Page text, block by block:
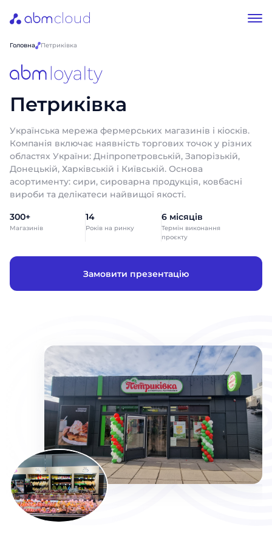
Головна Петриківка
Петриківка
Українська мережа фермерських магазинів і кіосків.
Компанія включає наявність торгових точок у різних
областях України: Дніпропетровській, Запорізькій,
Донецькій, Харківській і Київській. Основа
асортименту: сири, сироварна продукція, ковбасні
вироби та делікатеси найвищої якості.
300+
Магазинів
14
Років на ринку
6 місяців
Термін виконання
проєкту
Замовити презентацію